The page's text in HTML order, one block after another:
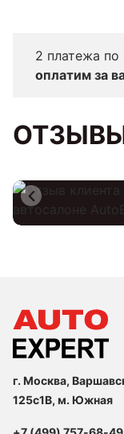
2 платежа по
оплатим за
г. Москва,
125с1В, м. Южная